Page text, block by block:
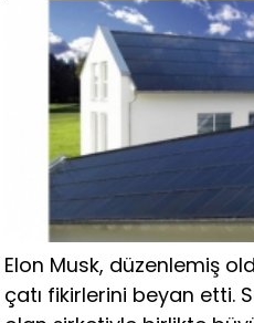
Elon Musk, düzenlemiş
çatı fikirlerini beyan etti.